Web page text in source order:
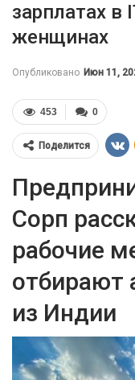
зарплатах в
женщинах
Опубликовано Июн 11,
0
453
Поделится
Сорп
рабочие
отбирают
из Индии